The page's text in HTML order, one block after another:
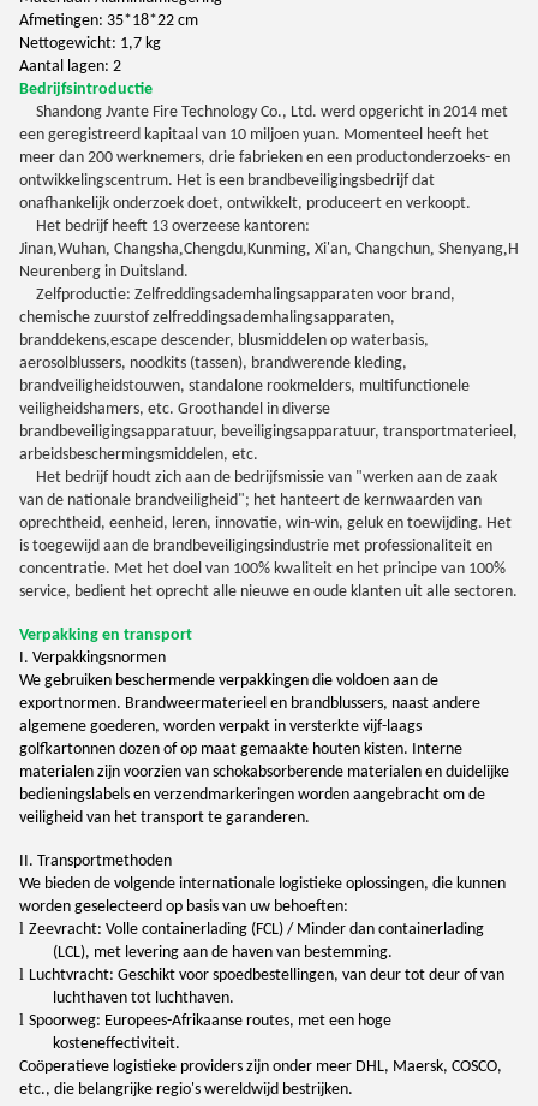
Afmetingen: 35*18*22 cm
Nettogewicht: 1,7 kg
Aantal lagen: 2
Bedrijfsintroductie
Shandong Jvante Fire Technology Co., Ltd. werd opgericht in 2014 met
een geregistreerd kapitaal van 10 miljoen yuan. Momenteel heeft het
meer dan 200 werknemers, drie fabrieken en een productonderzoeks- en
ontwikkelingscentrum. Het is een brandbeveiligingsbedrijf dat
onafhankelijk onderzoek doet, ontwikkelt, produceert en verkoopt.
Het bedrijf heeft 13 overzeese kantoren:
Jinan,Wuhan, Changsha,Chengdu,Kunming, Xi'an, Changchun, Shenyang,
Neurenberg in Duitsland.
Zelfproductie: Zelfreddingsademhalingsapparaten voor brand,
chemische zuurstof zelfreddingsademhalingsapparaten,
branddekens,escape descender, blusmiddelen op waterbasis,
aerosolblussers, noodkits (tassen), brandwerende kleding,
brandveiligheidstouwen, standalone rookmelders, multifunctionele
veiligheidshamers, etc. Groothandel in diverse
brandbeveiligingsapparatuur, beveiligingsapparatuur, transportmaterieel,
arbeidsbeschermingsmiddelen, etc.
Het bedrijf houdt zich aan de bedrijfsmissie van "werken aan de zaak
van de nationale brandveiligheid"; het hanteert de kernwaarden van
oprechtheid, eenheid, leren, innovatie, win-win, geluk en toewijding. Het
is toegewijd aan de brandbeveiligingsindustrie met professionaliteit en
concentratie. Met het doel van 100% kwaliteit en het principe van 100%
service, bedient het oprecht alle nieuwe en oude klanten uit alle sectoren.
Verpakking en transport
I. Verpakkingsnormen
We gebruiken beschermende verpakkingen die voldoen aan de
exportnormen. Brandweermaterieel en brandblussers, naast andere
algemene goederen, worden verpakt in versterkte vijf-laags
golfkartonnen dozen of op maat gemaakte houten kisten. Interne
materialen zijn voorzien van schokabsorberende materialen en duidelijke
bedieningslabels en verzendmarkeringen worden aangebracht om de
veiligheid van het transport te garanderen.
II. Transportmethoden
We bieden de volgende internationale logistieke oplossingen, die kunnen
worden geselecteerd op basis van uw behoeften:
l Zeevracht: Volle containerlading (FCL) / Minder dan containerlading
(LCL), met levering aan de haven van bestemming.
l Luchtvracht: Geschikt voor spoedbestellingen, van deur tot deur of van
luchthaven tot luchthaven.
l Spoorweg: Europees-Afrikaanse routes, met een hoge
kosteneffectiviteit.
Coöperatieve logistieke providers zijn onder meer DHL, Maersk, COSCO,
etc., die belangrijke regio's wereldwijd bestrijken.